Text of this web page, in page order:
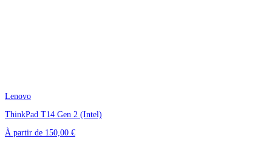
Lenovo
ThinkPad T14 Gen 2 (Intel)
À partir de 150,00 €